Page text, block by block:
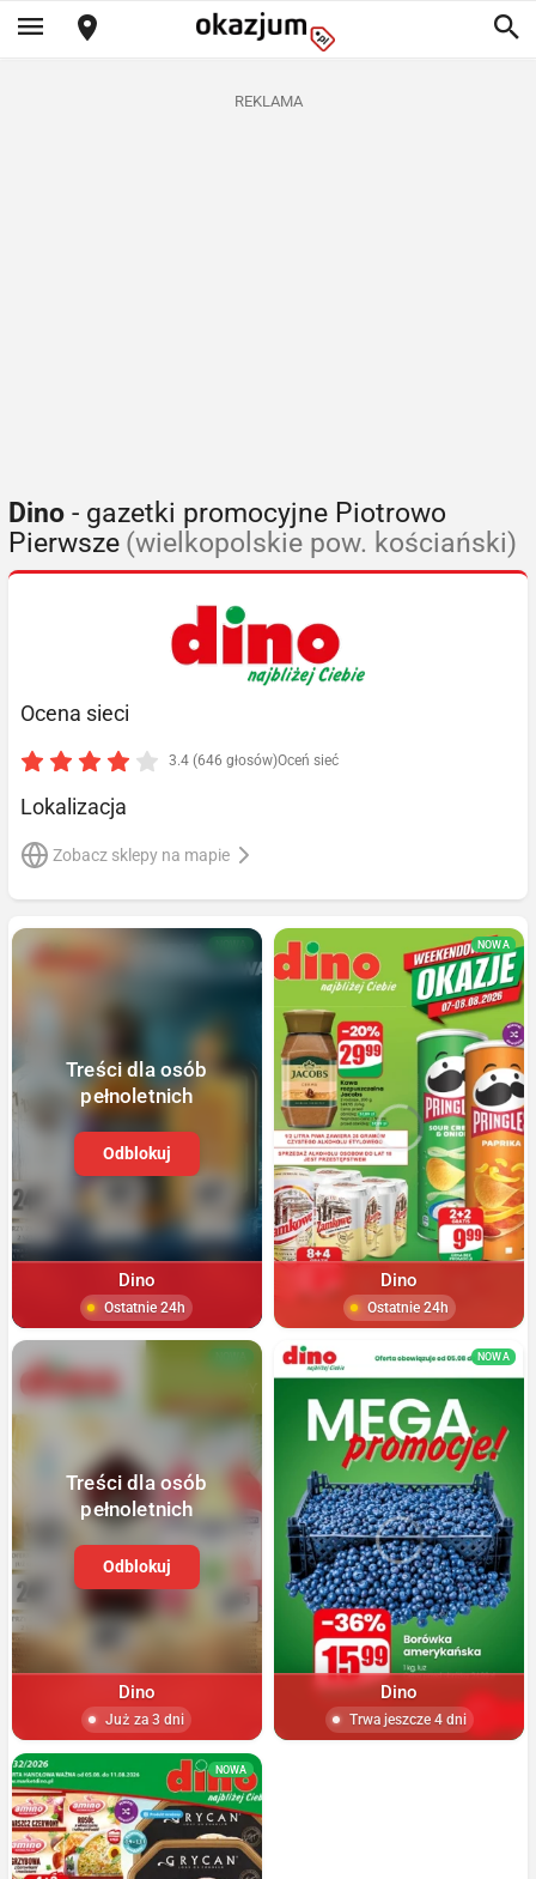
REKLAMA
Dino - gazetki promocyjne Piotrowo
Pierwsze (wielkopolskie pow. kościański)
Ocena sieci
3.4 (646 głosów)Oceń sieć
Lokalizacja
Zobacz sklepy na mapie
Treści dla osób
pełnoletnich
Odblokuj
Dino
Ostatnie 24h
NOWA
Dino
Ostatnie 24h
Treści dla osób
pełnoletnich
Odblokuj
Dino
Już za 3 dni
NOWA
Dino
Trwa jeszcze 4 dni
NOWA